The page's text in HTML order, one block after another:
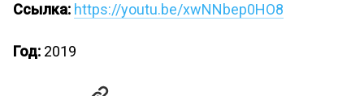
Ссылка: https://youtu.be/xwNNbep0HO8
Год: 2019